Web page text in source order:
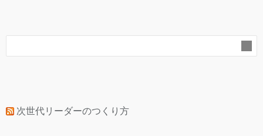
次世代リーダーのつくり方